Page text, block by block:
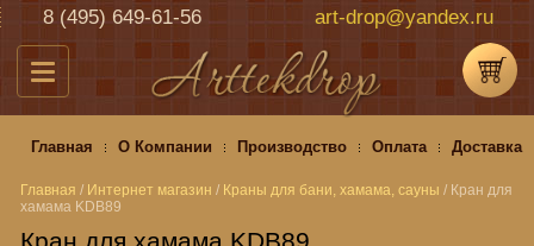
8 (495) 649-61-56 art-drop@yandex.ru
Главная О Компании Производство Оплата Доставка
Главная / Интернет магазин / Краны для бани, хамама, сауны / Кран для
хамама KDB89